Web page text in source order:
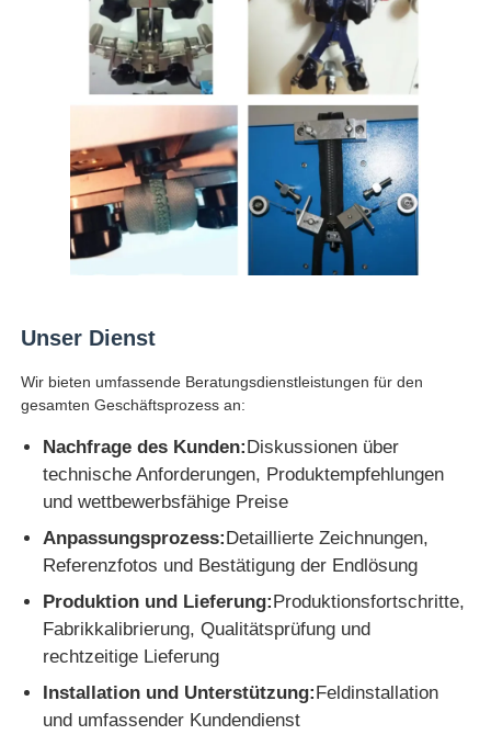
Unser Dienst
Wir bieten umfassende Beratungsdienstleistungen für den
gesamten Geschäftsprozess an:
Nachfrage des Kunden:Diskussionen über
technische Anforderungen, Produktempfehlungen
und wettbewerbsfähige Preise
Anpassungsprozess:Detaillierte Zeichnungen,
Referenzfotos und Bestätigung der Endlösung
Produktion und Lieferung:Produktionsfortschritte,
Fabrikkalibrierung, Qualitätsprüfung und
rechtzeitige Lieferung
Installation und Unterstützung:Feldinstallation
und umfassender Kundendienst